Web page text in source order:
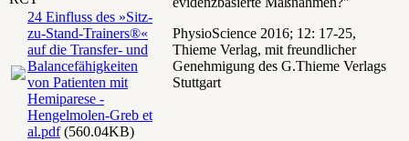
24 Einfluss des »Sitz-
zu-Stand-Trainers®«
auf die Transfer- und
Balancefähigkeiten
von Patienten mit
Hemiparese -
Hengelmolen-Greb et
al.pdf(560.04KB)
PhysioScience 2016; 12: 17-25,
Thieme Verlag, mit freundlicher
Genehmigung des G.Thieme Verlags
Stuttgart